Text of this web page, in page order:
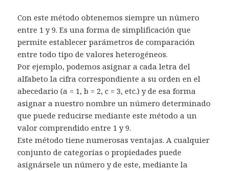
Con este método obtenemos siempre un número
entre 1 y 9. Es una forma de simplificación que
permite establecer parámetros de comparación
entre todo tipo de valores heterogéneos.
Por ejemplo, podemos asignar a cada letra del
alfabeto la cifra correspondiente a su orden en el
abecedario (a = 1, b = 2, c = 3, etc.) y de esa forma
asignar a nuestro nombre un número determinado
que puede reducirse mediante este método a un
valor comprendido entre 1 y 9.
Este método tiene numerosas ventajas. A cualquier
conjunto de categorías o propiedades puede
asignársele un número y de este, mediante la